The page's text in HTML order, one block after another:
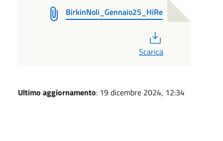
BirkinNoli_Gennaio25_HiRe
Scarica
Ultimo aggiornamento: 19 dicembre 2024, 12:34